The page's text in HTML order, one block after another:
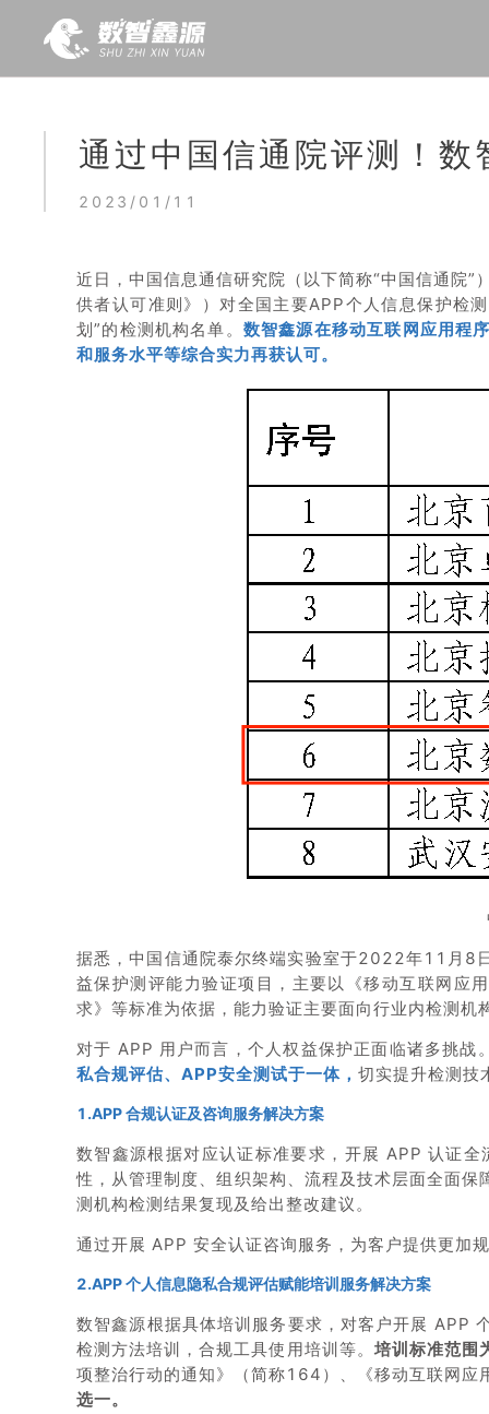
通过中国信通院评测！
2023/01/11
近日，中国信息通信研究院（以下简称“中国信通
供者认可准则》）对全国主要APP个人信息保护检
划”的检测机构名单。 数智鑫源在移动互联网应用程
和服务水平等综合实力再获认可。
据悉，中国信通院泰尔终端实验室于2022年11月8
益保护测评能力验证项目，主要以《移动互联网应
求》等标准为依据，能力验证主要面向行业内检测
对于 APP 用户而言，个人权益保护正面临诸多挑
私合规评估、APP安全测试于一体， 切实提升检测技
1.APP 合规认证及咨询服务解决方案
数智鑫源根据对应认证标准要求，开展 APP 认证
性，从管理制度、组织架构、流程及技术层面全面
测机构检测结果复现及给出整改建议。
通过开展 APP 安全认证咨询服务，为客户提供更加
2.APP 个人信息隐私合规评估赋能培训服务解决方案
数智鑫源根据具体培训服务要求，对客户开展 APP
检测方法培训，合规工具使用培训等。 培训标准范围
项整治行动的通知》（简称164）、《移动互联网
选一。